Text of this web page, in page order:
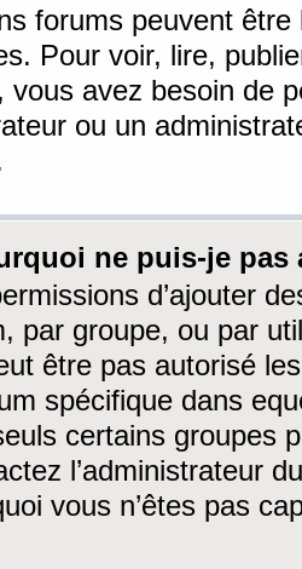
forums peuvent être
Pour voir, lire,
vous avez besoin de
ou un
ne puis-je
d’ajouter
par groupe, ou par
être pas autorisé
spécifique dans
certains groupes
l’administrateur
vous n’êtes pas